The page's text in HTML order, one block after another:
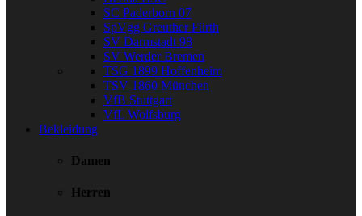
SC Paderborn 07
SpVgg Greuther Fürth
SV Darmstadt 98
SV Werder Bremen
TSG 1899 Hoffenheim
TSV 1860 München
VfB Stuttgart
VfL Wolfsburg
Bekleidung
Damen
Herren